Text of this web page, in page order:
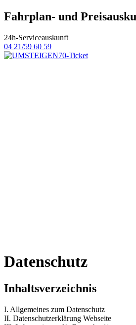
Fahrplan- und
24h-Serviceauskunft
04 21/59 60 59
Datenschutz
Inhaltsverzeichnis
I. Allgemeines zum Datenschutz
II. Datenschutzerklärung Webseite